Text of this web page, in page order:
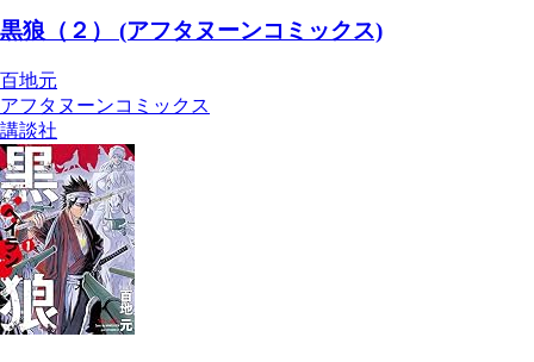
黒狼（２） (アフタヌーンコミックス)
百地元
アフタヌーンコミックス
講談社